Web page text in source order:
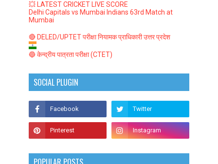
💥 LATEST CRICKET LIVE SCORE
Delhi Capitals vs Mumbai Indians 63rd Match at
Mumbai
🔴 DELED/UPTET परीक्षा नियामक प्राधिकारी उत्तर प्रदेश
🔵 केन्द्रीय पात्रता परीक्षा (CTET)
SOCIAL PLUGIN